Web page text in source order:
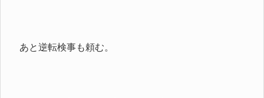
あと逆転検事も頼む。